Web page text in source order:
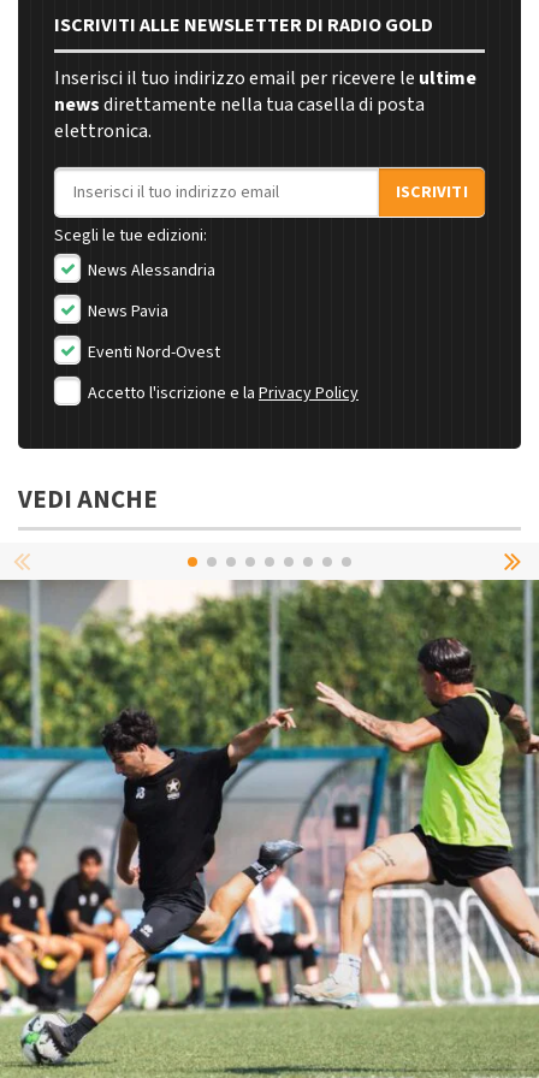
ISCRIVITI ALLE NEWSLETTER DI RADIO GOLD
Inserisci il tuo indirizzo email per ricevere le ultime
newsdirettamente nella tua casella di posta
elettronica.
Indirizzo email
ISCRIVITI
Scegli le tue edizioni:
News Alessandria
News Pavia
Eventi Nord-Ovest
Accetto l'iscrizione e la Privacy Policy
VEDI ANCHE